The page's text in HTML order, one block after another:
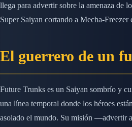
llega para advertir sobre la amenaza de
Super Saiyan cortando a Mecha-Freezer
El guerrero de un
Future Trunks es un Saiyan sombrío y
una línea temporal donde los héroes
asolado el mundo. Su misión —advertir